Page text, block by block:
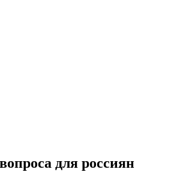
для россиян